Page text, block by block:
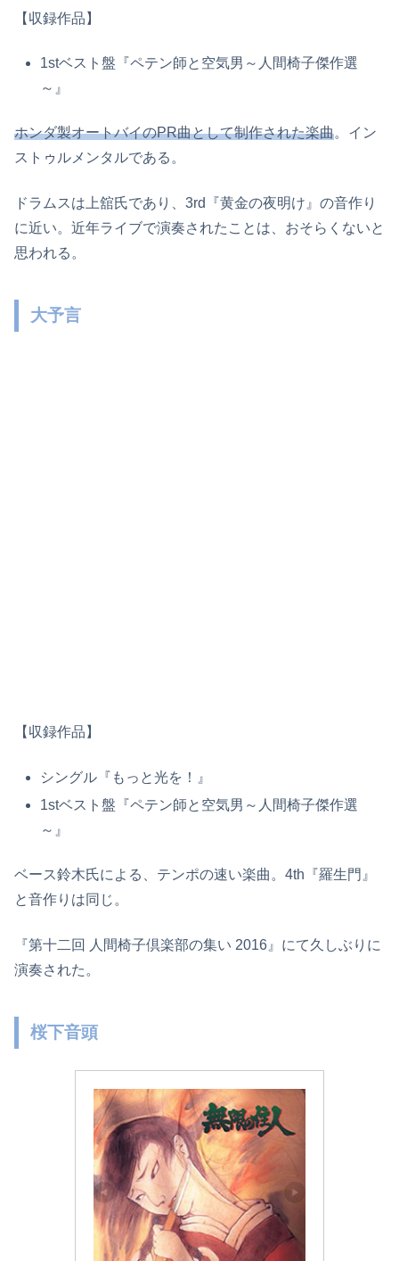
【収録作品】
1stベスト盤『ペテン師と空気男～人間椅子傑作選
～』
ホンダ製オートバイのPR曲として制作された楽曲。イン
ストゥルメンタルである。
ドラムスは上舘氏であり、3rd『黄金の夜明け』の音作り
に近い。近年ライブで演奏されたことは、おそらくないと
思われる。
大予言
【収録作品】
シングル『もっと光を！』
1stベスト盤『ペテン師と空気男～人間椅子傑作選
～』
ベース鈴木氏による、テンポの速い楽曲。4th『羅生門』
と音作りは同じ。
『第十二回 人間椅子倶楽部の集い 2016』にて久しぶりに
演奏された。
桜下音頭